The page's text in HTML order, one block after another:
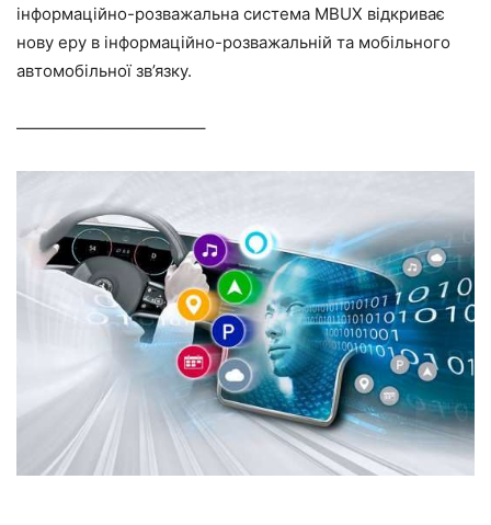
інформаційно-розважальна система MBUX відкриває
нову еру в інформаційно-розважальній та мобільного
автомобільної зв’язку.
———————————–